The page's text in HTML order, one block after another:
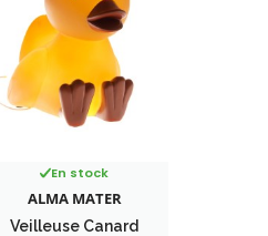
En stock
ALMA MATER
Veilleuse Canard